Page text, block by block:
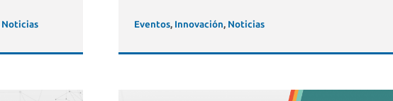
Noticias Eventos, Innovación, Noticias